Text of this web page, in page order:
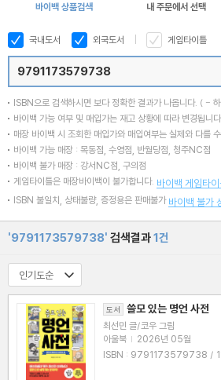
바이백 상품검색 내 주문에서 선택
국내도서 외국도서 게임타이틀
ISBN으로 검색하시면 보다 정확한 결과가 나옵니다. ( - 하
바이백 가능 여부 및 매입가는 재고 상황에 따라 변경됩니다.
매장 바이백 시 조회한 매입가와 매입여부는 실제와 다를
바이백 가능 매장 : 목동점, 수영점, 반월당점, 청주NC점
바이백 불가 매장 : 강서NC점, 구의점
게임타이틀은 매장바이백이 불가합니다. 바이백 게임타
ISBN 불일치, 상태불량, 증정용은 판매불가 바이백 불가
'9791173579738' 검색결과1건
도서 쓸모 있는 명언 사전
최선민 글/코우 그림
아울북 | 2026년 05월